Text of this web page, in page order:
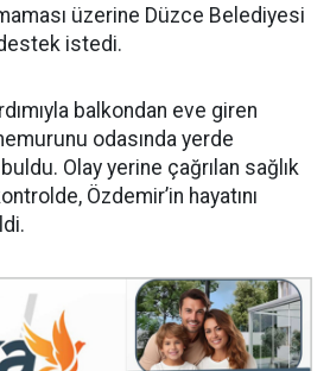
üzerine Düzce Belediyesi
istedi.
balkondan eve giren
odasında yerde
Olay yerine çağrılan sağlık
Özdemir’in hayatını